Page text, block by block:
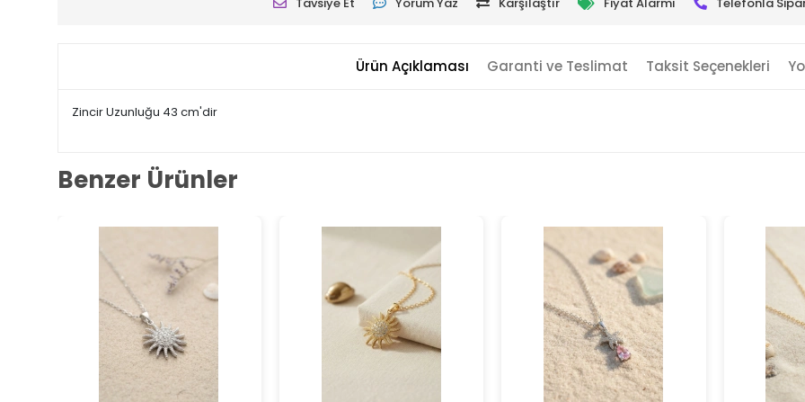
Tavsiye Et Yorum Yaz Karşılaştır Fiyat Alarmı Telefonla
Ürün Açıklaması Garanti ve Teslimat Taksit Seçenekleri
Zincir Uzunluğu 43 cm'dir
Benzer Ürünler